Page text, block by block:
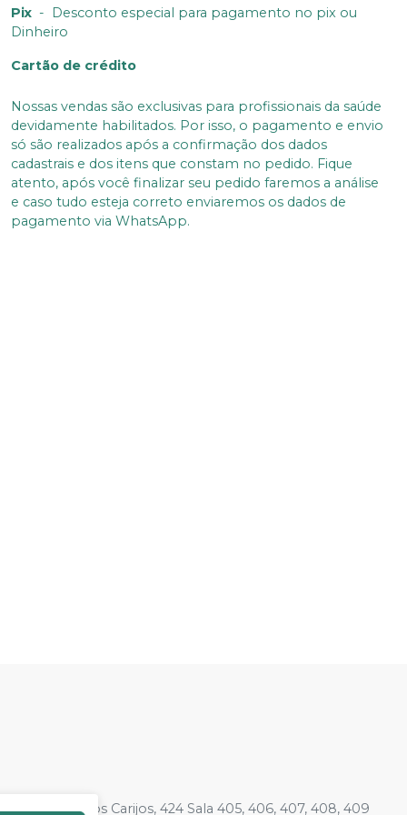
Pix - Desconto especial para pagamento no pix ou
Dinheiro
Cartão de crédito
Nossas vendas são exclusivas para profissionais da saúde
devidamente habilitados. Por isso, o pagamento e envio
só são realizados após a confirmação dos dados
cadastrais e dos itens que constam no pedido. Fique
atento, após você finalizar seu pedido faremos a análise
e caso tudo esteja correto enviaremos os dados de
pagamento via WhatsApp.
51| Rua dos Carijos, 424 Sala 405, 406, 407, 408, 409